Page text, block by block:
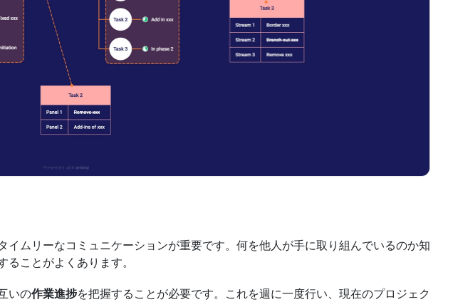
ムリーなコミュニケーションが重要です。何を他人が手に取り組んでいるのか知
ることがよくあります。
いの作業進捗を把握することが必要です。これを週に一度行い、現在のプロジェク